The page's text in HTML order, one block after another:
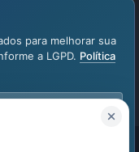
de Dados
para melhorar sua
a LGPD. Política